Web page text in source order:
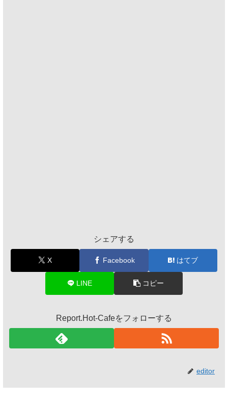
シェアする
X Facebook はてブ
LINE コピー
Report.Hot-Cafeをフォローする
editor